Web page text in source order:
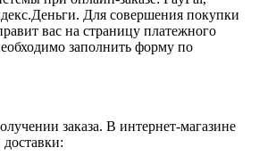
Для совершения покупки
вас на страницу платежного
заполнить форму по
заказа. В интернет-магазине